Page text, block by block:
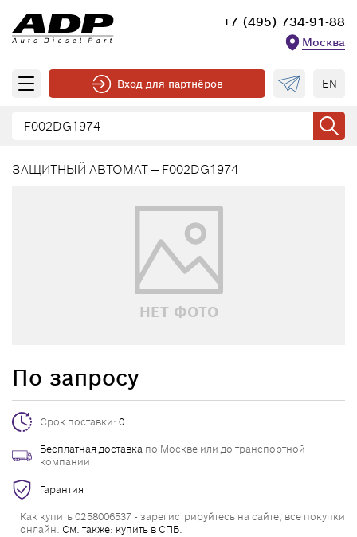
+7 (495) 734-91-88
Москва
Вход для партнёров EN
ЗАЩИТНЫЙ АВТОМАТ — F002DG1974
НЕТ ФОТО
По запросу
Срок поставки: 0
Бесплатная доставка по Москве или до транспортной
компании
Гарантия
Как купить 0258006537 - зарегистрируйтесь на сайте, все покупки
онлайн. См. также: купить в СПБ.